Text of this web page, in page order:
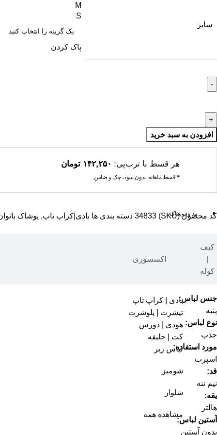
مد و پوشاک
کیف
کوله
اکسسوری
بادی | کراپ تاپ
تیشرت | پلوشرت
هودی | دورس
کت | جلیقه
لباس زیر
شومیز
شلوار
مشاهده همه
سایز
M
S
پاک کردن
افزودن به سبد خرید
هر قسط با ترب‌پی: ۱۴۲,۲۵۰ تومان
۴ قسط ماهانه. بدون سود، چک و ضامن.
کد محصول (SKU) 34833 دسته بندی ها بادی|کراپ تاپ, پوشاک
توضیحات
کراپ‌تاپ زنانه مدل Maze رنگ سبزآبی
جنس لباس:
پنبه
نوع لباس:
جذب
مورد استفاده:
اسپرت
قد:
نیم تنه
یقه:
هالتر
آستین لباس:
بدون آستین